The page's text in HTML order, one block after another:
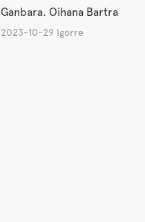
Ganbara. Oihana Bartra
2023-10-29 Igorre